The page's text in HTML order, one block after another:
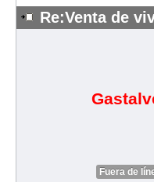
Re:Venta de
Fuera de